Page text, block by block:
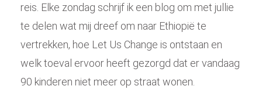
reis. Elke zondag schrijf ik een blog om met jullie
te delen wat mij dreef om naar Ethiopië te
vertrekken, hoe Let Us Change is ontstaan en
welk toeval ervoor heeft gezorgd dat er vandaag
90 kinderen niet meer op straat wonen.